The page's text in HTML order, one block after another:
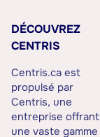
DÉCOUVREZ
CENTRIS
Centris.ca est
propulsé par
Centris, une
entreprise offrant
une vaste gamme